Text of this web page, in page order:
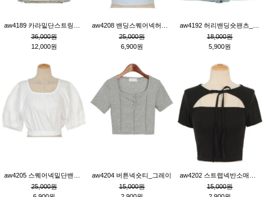
36,000원
12,000원
25,000원
6,900원
18,000원
5,900원
25,000원
aw4204 버튼넥숏티_그레이
15,000원
15,000원